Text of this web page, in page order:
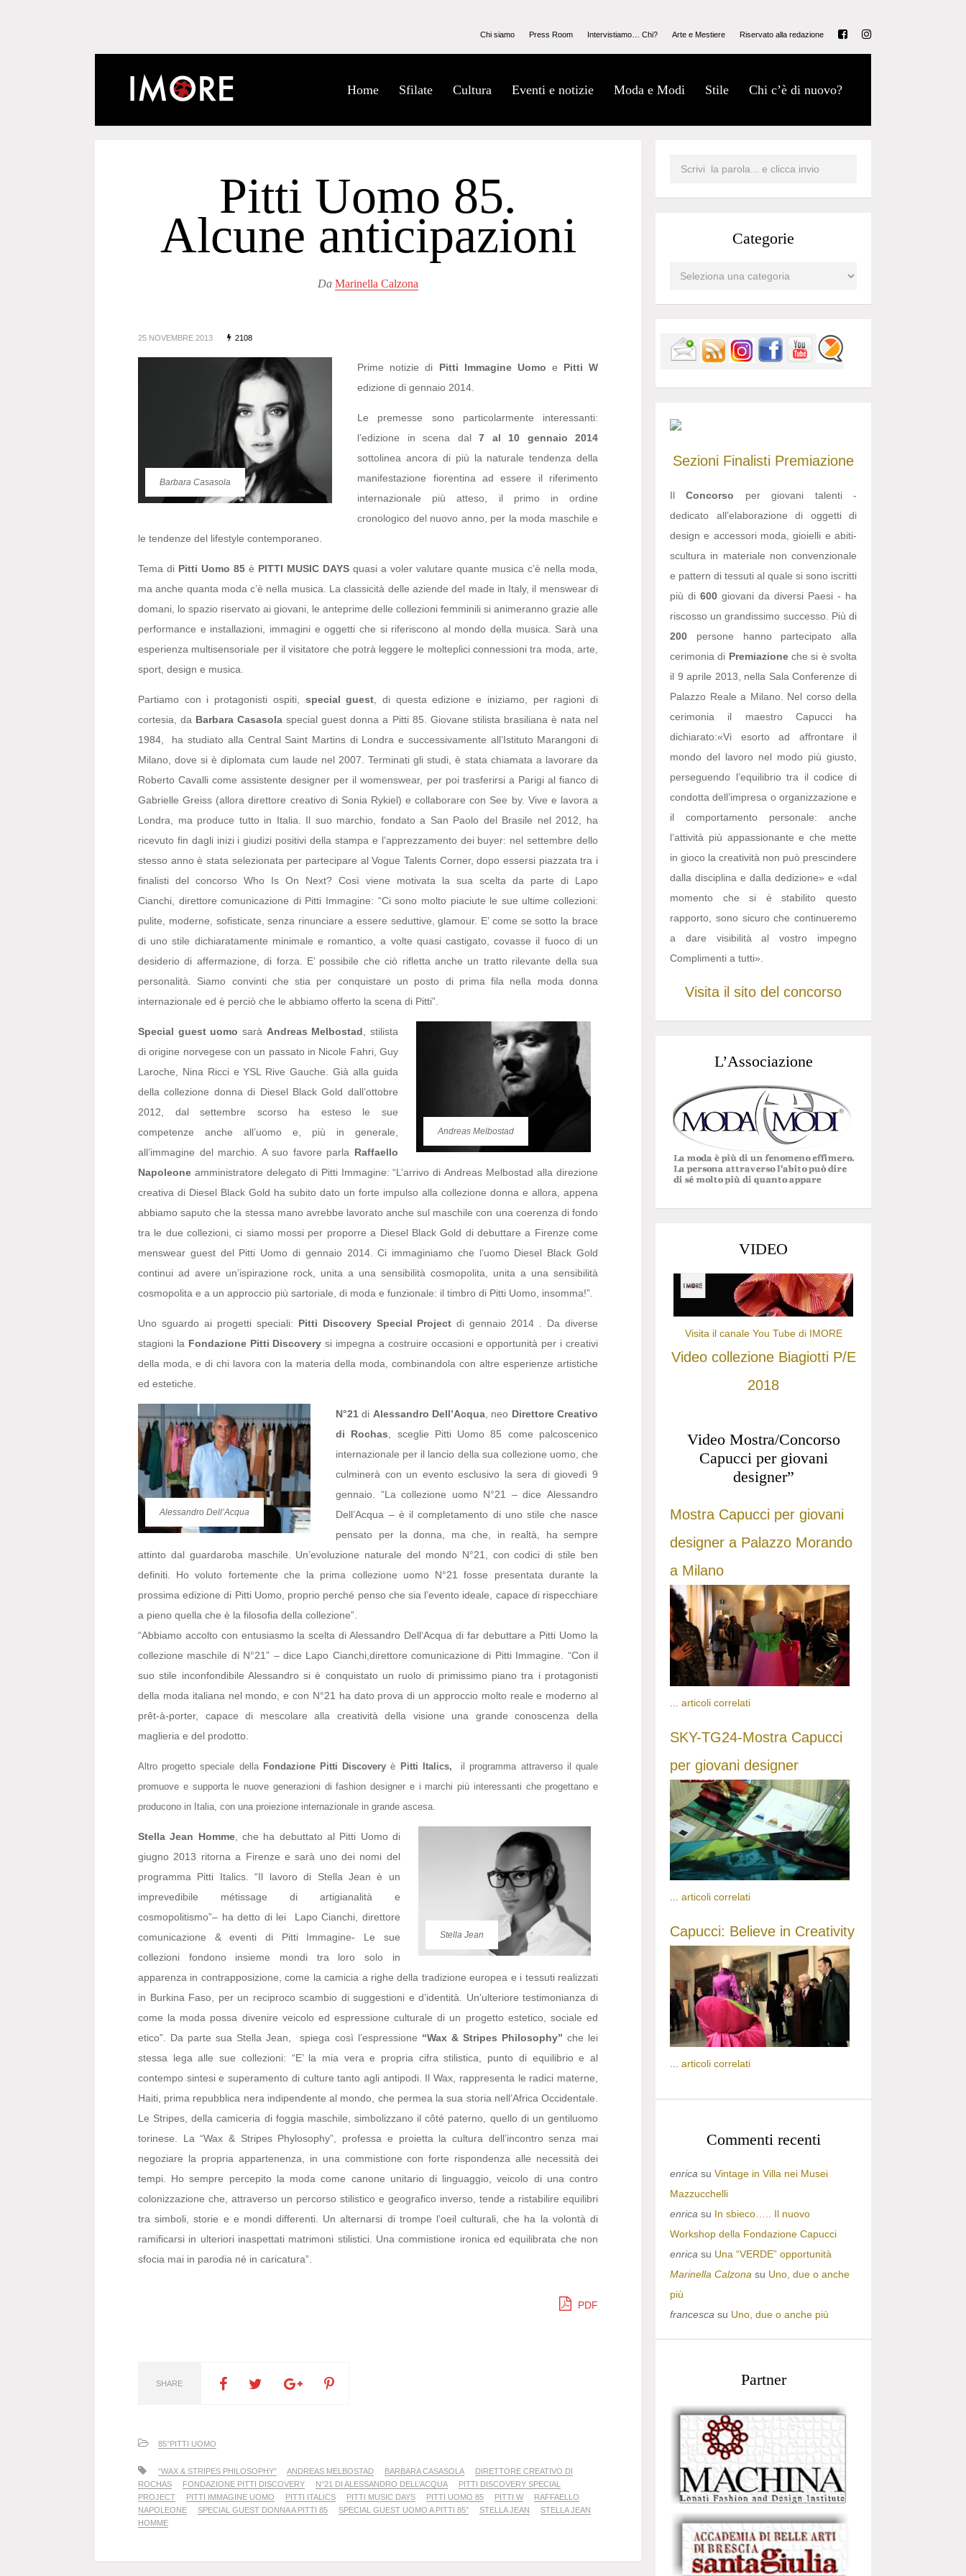
Chi siamo Press Room Intervistiamo… Chi? Arte e Mestiere Riservato alla redazione
Home Sfilate Cultura Eventi e notizie Moda e Modi Stile Chi c’è di nuovo?
Pitti Uomo 85.
Alcune anticipazioni
Da Marinella Calzona
25 NOVEMBRE 2013 2108
Barbara Casasola
Prime notizie di Pitti Immagine Uomo e Pitti W
edizione di gennaio 2014.
Le premesse sono particolarmente interessanti:
l’edizione in scena dal7 al 10 gennaio 2014
sottolinea ancora di più la naturale tendenza della
manifestazione fiorentina ad essere il riferimento
internazionale più atteso, il primo in ordine
cronologico del nuovo anno, per la moda maschile e
le tendenze del lifestyle contemporaneo.
Tema di Pitti Uomo 85 è PITTI MUSIC DAYS quasi a voler valutare quante musica c’è nella moda,
ma anche quanta moda c’è nella musica. La classicità delle aziende del made in Italy, il menswear di
domani, lo spazio riservato ai giovani, le anteprime delle collezioni femminili si animeranno grazie alle
performance e installazioni, immagini e oggetti che si riferiscono al mondo della musica. Sarà una
esperienza multisensoriale per il visitatore che potrà leggere le molteplici connessioni tra moda, arte,
sport, design e musica.
Partiamo con i protagonisti ospiti, special guest , di questa edizione e iniziamo, per ragioni di
cortesia, da Barbara Casasola special guest donna a Pitti 85. Giovane stilista brasiliana è nata nel
1984, ha studiato alla Central Saint Martins di Londra e successivamente all’Istituto Marangoni di
Milano, dove si è diplomata cum laude nel 2007. Terminati gli studi, è stata chiamata a lavorare da
Roberto Cavalli come assistente designer per il womenswear, per poi trasferirsi a Parigi al fianco di
Gabrielle Greiss (allora direttore creativo di Sonia Rykiel) e collaborare con See by. Vive e lavora a
Londra, ma produce tutto in Italia. Il suo marchio, fondato a San Paolo del Brasile nel 2012, ha
ricevuto fin dagli inizi i giudizi positivi della stampa e l’apprezzamento dei buyer: nel settembre dello
stesso anno è stata selezionata per partecipare al Vogue Talents Corner, dopo essersi piazzata tra i
finalisti del concorso Who Is On Next? Così viene motivata la sua scelta da parte di Lapo
Cianchi, direttore comunicazione di Pitti Immagine: “Ci sono molto piaciute le sue ultime collezioni:
pulite, moderne, sofisticate, senza rinunciare a essere seduttive, glamour. E’ come se sotto la brace
di uno stile dichiaratamente minimale e romantico, a volte quasi castigato, covasse il fuoco di un
desiderio di affermazione, di forza. E’ possibile che ciò rifletta anche un tratto rilevante della sua
personalità. Siamo convinti che stia per conquistare un posto di prima fila nella moda donna
internazionale ed è perciò che le abbiamo offerto la scena di Pitti”.
Andreas Melbostad
Special guestuomo sarà Andreas Melbostad
stilista
di origine norvegese con un passato in Nicole Fahri, Guy
Laroche, Nina Ricci e YSL Rive Gauche. Già alla guida
della collezione donna di Diesel Black Gold dall’ottobre
2012, dal settembre scorso ha esteso le sue
competenze anche all’uomo e, più in generale,
all’immagine del marchio. A suo favore parla Raffaello
Napoleone amministratore delegato di Pitti Immagine: “L’arrivo di Andreas Melbostad alla direzione
creativa di Diesel Black Gold ha subito dato un forte impulso alla collezione donna e allora, appena
abbiamo saputo che la stessa mano avrebbe lavorato anche sul maschile con una coerenza di fondo
tra le due collezioni, ci siamo mossi per proporre a Diesel Black Gold di debuttare a Firenze come
menswear guest del Pitti Uomo di gennaio 2014. Ci immaginiamo che l’uomo Diesel Black Gold
continui ad avere un’ispirazione rock, unita a una sensibilità cosmopolita, unita a una sensibilità
cosmopolita e a un approccio più sartoriale, di moda e funzionale: il timbro di Pitti Uomo, insomma!”.
Uno sguardo ai progetti speciali: Pitti Discovery Special Projectdi gennaio 2014 . Da diverse
stagioni la Fondazione Pitti Discovery si impegna a costruire occasioni e opportunità per i creativi
della moda, e di chi lavora con la materia della moda, combinandola con altre esperienze artistiche
ed estetiche.
Alessandro Dell’Acqua
N°21 di Alessandro Dell’Acqua , neo Direttore Creativo
di Rochas , sceglie Pitti Uomo 85 come palcoscenico
internazionale per il lancio della sua collezione uomo, che
culminerà con un evento esclusivo la sera di giovedì 9
gennaio. “La collezione uomo N°21 – dice Alessandro
Dell’Acqua – è il completamento di uno stile che nasce
pensato per la donna, ma che, in realtà, ha sempre
attinto dal guardaroba maschile. Un’evoluzione naturale del mondo N°21, con codici di stile ben
definiti. Ho voluto fortemente che la prima collezione uomo N°21 fosse presentata durante la
prossima edizione di Pitti Uomo, proprio perché penso che sia l’evento ideale, capace di rispecchiare
a pieno quella che è la filosofia della collezione”.
“Abbiamo accolto con entusiasmo la scelta di Alessandro Dell‘Acqua di far debuttare a Pitti Uomo la
collezione maschile di N°21” – dice Lapo Cianchi,direttore comunicazione di Pitti Immagine. “Con il
suo stile inconfondibile Alessandro si è conquistato un ruolo di primissimo piano tra i protagonisti
della moda italiana nel mondo, e con N°21 ha dato prova di un approccio molto reale e moderno al
prêt-à-porter, capace di mescolare alla creatività della visione una grande conoscenza della
maglieria e del prodotto.
Altro progetto speciale della Fondazione Pitti Discovery è Pitti Italics, il programma attraverso il quale
promuove e supporta le nuove generazioni di fashion designer e i marchi più interessanti che progettano e
producono in Italia, con una proiezione internazionale in grande ascesa.
Stella Jean
Stella Jean Homme, che ha debuttato al Pitti Uomo di
giugno 2013 ritorna a Firenze e sarà uno dei nomi del
programma Pitti Italics. “Il lavoro di Stella Jean è un
imprevedibile métissage di artigianalità e
cosmopolitismo”– ha detto di lei Lapo Cianchi, direttore
comunicazione & eventi di Pitti Immagine- Le sue
collezioni fondono insieme mondi tra loro solo in
apparenza in contrapposizione, come la camicia a righe della tradizione europea e i tessuti realizzati
in Burkina Faso, per un reciproco scambio di suggestioni e d’identità. Un’ulteriore testimonianza di
come la moda possa divenire veicolo ed espressione culturale di un progetto estetico, sociale ed
etico”. Da parte sua Stella Jean, spiega così l’espressione “Wax & Stripes Philosophy” che lei
stessa lega alle sue collezioni: “E’ la mia vera e propria cifra stilistica, punto di equilibrio e al
contempo sintesi e superamento di culture tanto agli antipodi. Il Wax, rappresenta le radici materne,
Haiti, prima repubblica nera indipendente al mondo, che permea la sua storia nell’Africa Occidentale.
Le Stripes, della camiceria di foggia maschile, simbolizzano il côté paterno, quello di un gentiluomo
torinese. La “Wax & Stripes Phylosophy”, professa e proietta la cultura dell’incontro senza mai
negoziare la propria appartenenza, in una commistione con forte rispondenza alle necessità dei
tempi. Ho sempre percepito la moda come canone unitario di linguaggio, veicolo di una contro
colonizzazione che, attraverso un percorso stilistico e geografico inverso, tende a ristabilire equilibri
tra simboli, storie e e mondi differenti. Un alternarsi di trompe l’oeil culturali, che ha la volontà di
ramificarsi in ulteriori inaspettati matrimoni stilistici. Una commistione ironica ed equilibrata che non
sfocia mai in parodia né in caricatura”.
PDF
SHARE
85°PITTI UOMO
“WAX & STRIPES PHILOSOPHY” ANDREAS MELBOSTAD BARBARA CASASOLA
DIRETTORE CREATIVO DI
ROCHAS
FONDAZIONE PITTI DISCOVERY N°21 DI ALESSANDRO DELL’ACQUA
PITTI DISCOVERY SPECIAL
PROJECT
PITTI IMMAGINE UOMO PITTI ITALICS PITTI MUSIC DAYS PITTI UOMO 85 PITTI W
RAFFAELLO
NAPOLEONE
SPECIAL GUEST DONNA A PITTI 85 SPECIAL GUEST UOMO A PITTI 85° STELLA JEAN
STELLA JEAN
HOMME
Categorie
Sezioni Finalisti Premiazione
IlConcorso per giovani talenti -
dedicato all’elaborazione di oggetti di
design e accessori moda, gioielli e abiti-
scultura in materiale non convenzionale
e pattern di tessuti al quale si sono iscritti
più di 600 giovani da diversi Paesi - ha
riscosso un grandissimo successo. Più di
200 persone hanno partecipato alla
cerimonia di Premiazioneche si è svolta
il 9 aprile 2013, nella Sala Conferenze di
Palazzo Reale a Milano. Nel corso della
cerimonia il maestro Capucci ha
dichiarato:«Vi esorto ad affrontare il
mondo del lavoro nel modo più giusto,
perseguendo l’equilibrio tra il codice di
condotta dell’impresa o organizzazione e
il comportamento personale: anche
l’attività più appassionante e che mette
in gioco la creatività non può prescindere
dalla disciplina e dalla dedizione» e «dal
momento che si è stabilito questo
rapporto, sono sicuro che continueremo
a dare visibilità al vostro impegno
Complimenti a tutti».
Visita il sito del concorso
L’Associazione
VIDEO
Visita il canale You Tube di IMORE
Video collezione Biagiotti P/E
2018
Video Mostra/Concorso
Capucci per giovani
designer”
Mostra Capucci per giovani
designer a Palazzo Morando
a Milano
articoli correlati
SKY-TG24-Mostra Capucci
per giovani designer
... articoli correlati
Capucci: Believe in Creativity
articoli correlati
Commenti recenti
enrica su Vintage in Villa nei Musei
Mazzucchelli
enrica su In sbieco….. Il nuovo
Workshop della Fondazione Capucci
enrica su Una “VERDE” opportunità
Marinella Calzona su Uno, due o anche
più
francesca su Uno, due o anche più
Partner